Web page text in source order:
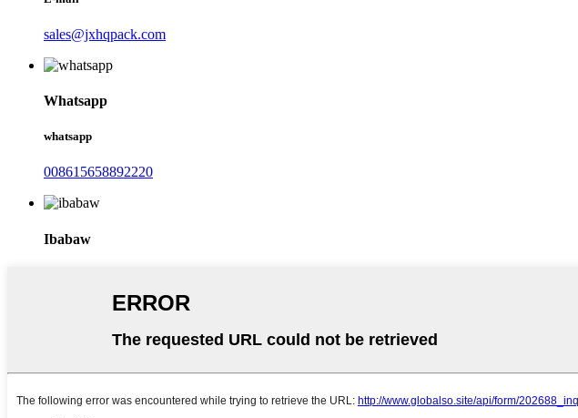
sales@jxhqpack.com
Whatsapp
whatsapp
008615658892220
Ibabaw